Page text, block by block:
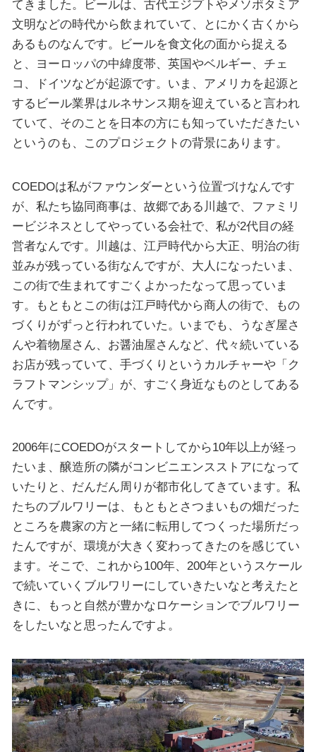
てきました。ビールは、古代エジプトやメソポタミア
文明などの時代から飲まれていて、とにかく古くから
あるものなんです。ビールを食文化の面から捉える
と、ヨーロッパの中緯度帯、英国やベルギー、チェ
コ、ドイツなどが起源です。いま、アメリカを起源と
するビール業界はルネサンス期を迎えていると言われ
ていて、そのことを日本の方にも知っていただきたい
というのも、このプロジェクトの背景にあります。
COEDOは私がファウンダーという位置づけなんです
が、私たち協同商事は、故郷である川越で、ファミリ
ービジネスとしてやっている会社で、私が2代目の経
営者なんです。川越は、江戸時代から大正、明治の街
並みが残っている街なんですが、大人になったいま、
この街で生まれてすごくよかったなって思っていま
す。もともとこの街は江戸時代から商人の街で、もの
づくりがずっと行われていた。いまでも、うなぎ屋さ
んや着物屋さん、お醤油屋さんなど、代々続いている
お店が残っていて、手づくりというカルチャーや「ク
ラフトマンシップ」が、すごく身近なものとしてある
んです。
2006年にCOEDOがスタートしてから10年以上が経っ
たいま、醸造所の隣がコンビニエンスストアになって
いたりと、だんだん周りが都市化してきています。私
たちのブルワリーは、もともとさつまいもの畑だった
ところを農家の方と一緒に転用してつくった場所だっ
たんですが、環境が大きく変わってきたのを感じてい
ます。そこで、これから100年、200年というスケール
で続いていくブルワリーにしていきたいなと考えたと
きに、もっと自然が豊かなロケーションでブルワリー
をしたいなと思ったんですよ。